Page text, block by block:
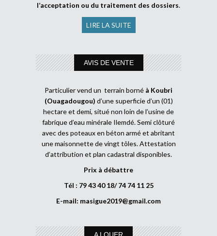
l’acceptation ou du traitement des dossiers.
LIRE LA SUITE
AVIS DE VENTE
Particulier vend un terrain borné à Koubri
(Ouagadougou) d’une superficie d’un (01)
hectare et demi, situé non loin de l’usine de
fabrique d’eau minérale Ilemdé. Semi clôturé
avec des poteaux en béton armé et abritant
une maisonnette de vingt tôles. Attestation
d’attribution et plan cadastral disponibles.
Prix à débattre
Tél : 79 43 40 18/ 74 74 11 25
E-mail: masigue2019@gmail.com
A LOUER